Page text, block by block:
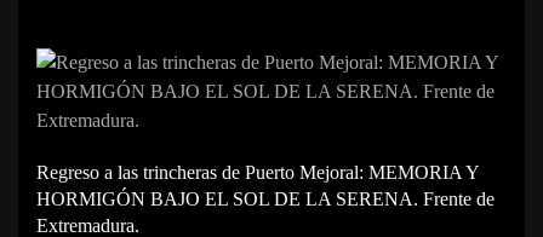
Regreso a las trincheras de Puerto Mejoral: MEMORIA Y
HORMIGÓN BAJO EL SOL DE LA SERENA. Frente de
Extremadura.